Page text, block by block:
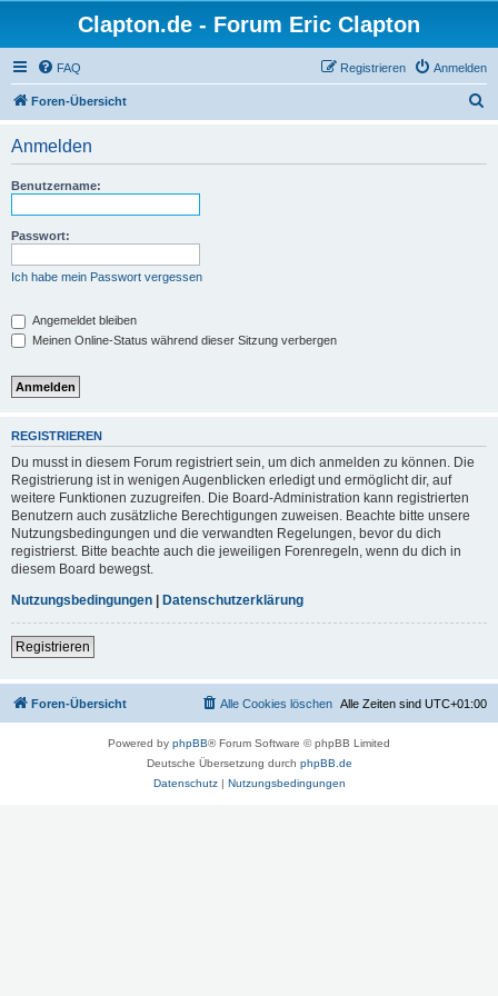
Clapton.de - Forum Eric Clapton
FAQ Anmelden
Registrieren
Foren-Übersicht
Anmelden
Benutzername:
Passwort:
Ich habe mein Passwort vergessen
Angemeldet bleiben
Meinen Online-Status während dieser Sitzung verbergen
REGISTRIEREN
Du musst in diesem Forum registriert sein, um dich anmelden zu können. Die
Registrierung ist in wenigen Augenblicken erledigt und ermöglicht dir, auf
weitere Funktionen zuzugreifen. Die Board-Administration kann registrierten
Benutzern auch zusätzliche Berechtigungen zuweisen. Beachte bitte unsere
Nutzungsbedingungen und die verwandten Regelungen, bevor du dich
registrierst. Bitte beachte auch die jeweiligen Forenregeln, wenn du dich in
diesem Board bewegst.
Nutzungsbedingungen | Datenschutzerklärung
Registrieren
Foren-Übersicht Alle Zeiten sind UTC+01:00
Alle Cookies löschen
Powered by phpBB® Forum Software © phpBB Limited
Deutsche Übersetzung durch phpBB.de
Datenschutz| Nutzungsbedingungen